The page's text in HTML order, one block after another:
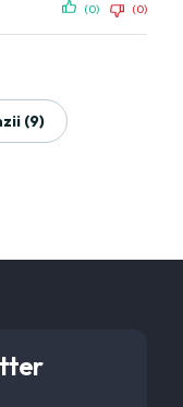
(0) (0)
(9)